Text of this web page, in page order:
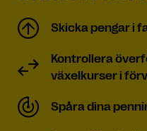
Skicka pengar i
Kontrollera
växelkurser i
Spåra dina